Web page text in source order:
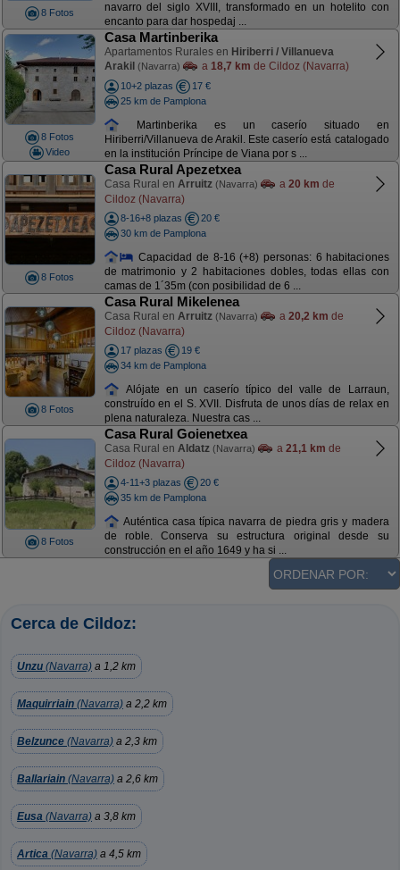
8 Fotos
navarro del siglo XVIII, transformado en un hotelito con
encanto para dar hospedaj ...
8 Fotos
Video
Casa Martinberika
Apartamentos Rurales en Hiriberri / Villanueva
Arakil (Navarra) a 18,7 km de Cildoz (Navarra)
10+2 plazas
17 €
25 km de Pamplona
Martinberika es un caserío situado en
Hiriberri/Villanueva de Arakil. Este caserío está catalogado
en la institución Príncipe de Viana por s ...
8 Fotos
Casa Rural Apezetxea
Casa Rural en Arruitz (Navarra) a 20 km de
Cildoz (Navarra)
8-16+8 plazas
20 €
30 km de Pamplona
Capacidad de 8-16 (+8) personas: 6 habitaciones
de matrimonio y 2 habitaciones dobles, todas ellas con
camas de 1´35m (con posibilidad de 6 ...
8 Fotos
Casa Rural Mikelenea
Casa Rural en Arruitz (Navarra) a 20,2 km de
Cildoz (Navarra)
17 plazas
19 €
34 km de Pamplona
Alójate en un caserío típico del valle de Larraun,
construído en el S. XVII. Disfruta de unos días de relax en
plena naturaleza. Nuestra cas ...
8 Fotos
Casa Rural Goienetxea
Casa Rural en Aldatz (Navarra) a 21,1 km de
Cildoz (Navarra)
4-11+3 plazas
20 €
35 km de Pamplona
Auténtica casa típica navarra de piedra gris y madera
de roble. Conserva su estructura original desde su
construcción en el año 1649 y ha si ...
Cerca de Cildoz:
Unzu (Navarra) a 1,2 km
Maquirriain (Navarra) a 2,2 km
Belzunce (Navarra) a 2,3 km
Ballariain (Navarra) a 2,6 km
Eusa (Navarra) a 3,8 km
Artica (Navarra) a 4,5 km